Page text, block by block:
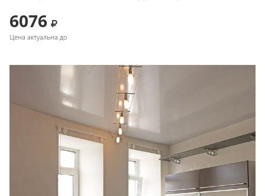
6076
Цена актуальна до